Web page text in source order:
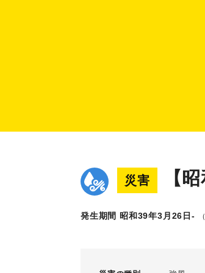
災害 【
発生期間 昭和39年3月26日-